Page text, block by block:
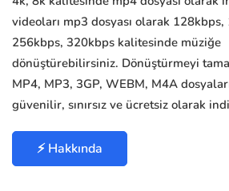
videoları mp3 dosyası olarak
256kbps, 320kbps kalitesinde müziğe
dönüştürebilirsiniz. Dönüştürmeyi
MP4, MP3, 3GP, WEBM, M4A
güvenilir, sınırsız ve ücretsiz olarak
⚡ Hakkında